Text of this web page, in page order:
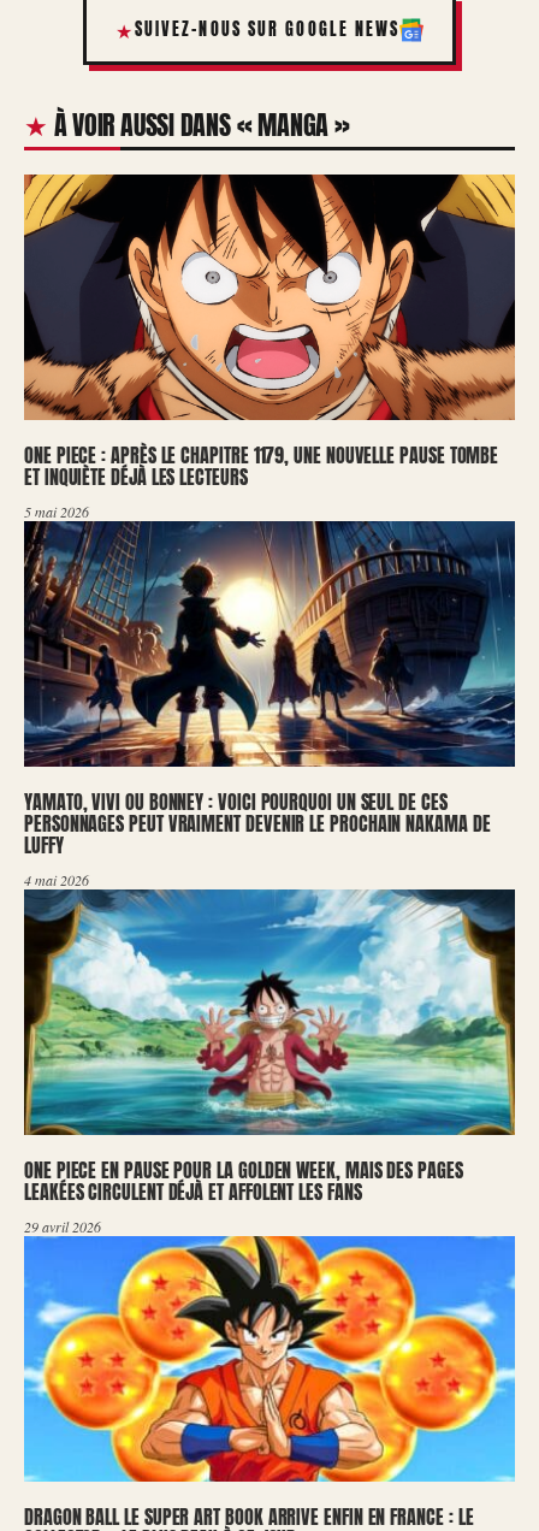
SUIVEZ-NOUS SUR GOOGLE NEWS
À VOIR AUSSI DANS « MANGA »
ONE PIECE : APRÈS LE CHAPITRE 1179, UNE NOUVELLE PAUSE TOMBE
ET INQUIÈTE DÉJÀ LES LECTEURS
5 mai 2026
YAMATO, VIVI OU BONNEY : VOICI POURQUOI UN SEUL DE CES
PERSONNAGES PEUT VRAIMENT DEVENIR LE PROCHAIN NAKAMA DE
LUFFY
4 mai 2026
ONE PIECE EN PAUSE POUR LA GOLDEN WEEK, MAIS DES PAGES
LEAKÉES CIRCULENT DÉJÀ ET AFFOLENT LES FANS
29 avril 2026
DRAGON BALL LE SUPER ART BOOK ARRIVE ENFIN EN FRANCE : LE